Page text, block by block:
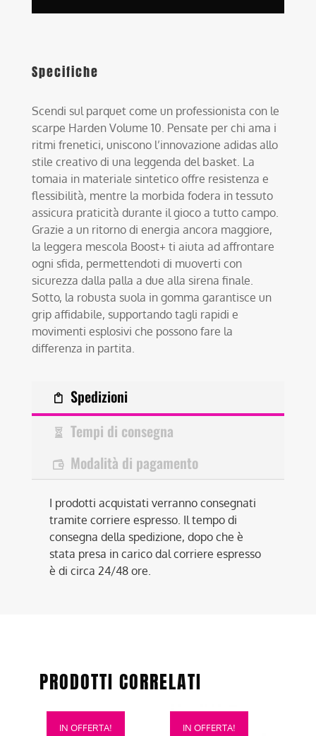
Specifiche
Scendi sul parquet come un professionista con le
scarpe Harden Volume 10. Pensate per chi ama i
ritmi frenetici, uniscono l’innovazione adidas allo
stile creativo di una leggenda del basket. La
tomaia in materiale sintetico offre resistenza e
flessibilità, mentre la morbida fodera in tessuto
assicura praticità durante il gioco a tutto campo.
Grazie a un ritorno di energia ancora maggiore,
la leggera mescola Boost+ ti aiuta ad affrontare
ogni sfida, permettendoti di muoverti con
sicurezza dalla palla a due alla sirena finale.
Sotto, la robusta suola in gomma garantisce un
grip affidabile, supportando tagli rapidi e
movimenti esplosivi che possono fare la
differenza in partita.
Spedizioni
Tempi di consegna
Modalità di pagamento
I prodotti acquistati verranno consegnati
tramite corriere espresso. Il tempo di
consegna della spedizione, dopo che è
stata presa in carico dal corriere espresso
è di circa 24/48 ore.
PRODOTTI CORRELATI
IN OFFERTA!
Questo
prodotto
IN OFFERTA!
Questo
prodotto